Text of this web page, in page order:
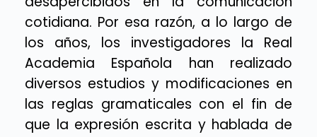
cotidiana. Por esa razón, a lo largo de
los años, los investigadores la Real
Academia Española han realizado
diversos estudios y modificaciones en
las reglas gramaticales con el fin de
que la expresión escrita y hablada de